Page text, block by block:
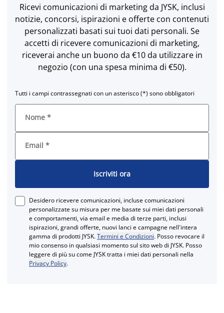
Ricevi comunicazioni di marketing da JYSK, inclusi
notizie, concorsi, ispirazioni e offerte con contenuti
personalizzati basati sui tuoi dati personali. Se
accetti di ricevere comunicazioni di marketing,
riceverai anche un buono da €10 da utilizzare in
negozio (con una spesa minima di €50).
Tutti i campi contrassegnati con un asterisco (*) sono obbligatori
Nome *
Email *
Iscriviti ora
Desidero ricevere comunicazioni, incluse comunicazioni
personalizzate su misura per me basate sui miei dati personali
e comportamenti, via email e media di terze parti, inclusi
ispirazioni, grandi offerte, nuovi lanci e campagne nell'intera
gamma di prodotti JYSK.Termini e Condizioni. Posso revocare il
mio consenso in qualsiasi momento sul sito web di JYSK. Posso
leggere di più su come JYSK tratta i miei dati personali nella
Privacy Policy.